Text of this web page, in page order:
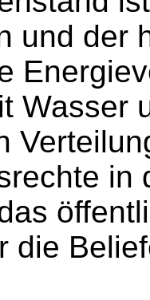
und der
Wasser
in
die